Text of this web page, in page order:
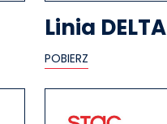
Linia DELTA
POBIERZ